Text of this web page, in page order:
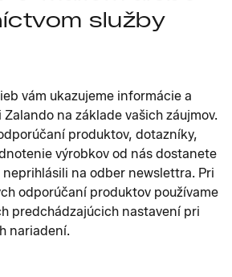
služby
vám ukazujeme informácie a
na základe vašich záujmov.
produktov, dotazníky,
výrobkov od nás dostanete
na odber newslettra. Pri
odporúčaní produktov používame
predchádzajúcich nastavení pri
nariadení.